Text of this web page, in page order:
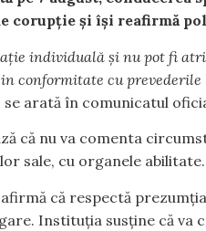
corupție și își reafirmă
individuală și nu pot fi
conformitate cu
se arată în comunicatul
că nu va comenta
sale, cu organele abilitate.
că respectă
Instituția susține că va